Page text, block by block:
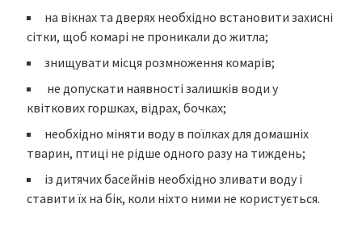
на вікнах та дверях необхідно встановити захисні
сітки, щоб комарі не проникали до житла;
знищувати місця розмноження комарів;
не допускати наявності залишків води у
квіткових горшках, відрах, бочках;
необхідно міняти воду в поїлках для домашніх
тварин, птиці не рідше одного разу на тиждень;
із дитячих басейнів необхідно зливати воду і
ставити їх на бік, коли ніхто ними не користується.